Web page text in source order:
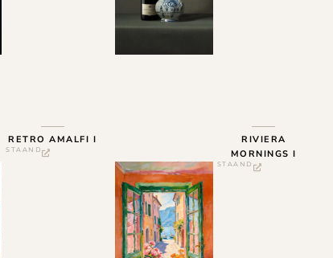
RETRO AMALFI I
STAAND
RIVIERA
MORNINGS I
STAAND